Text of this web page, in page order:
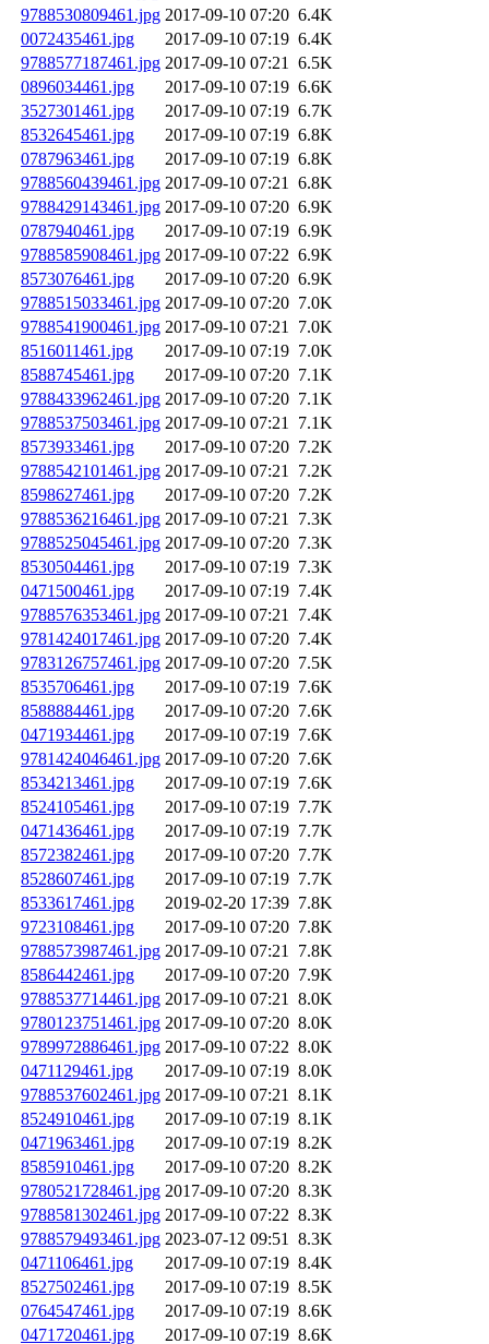
9788530809461.jpg 2017-09-10 07:20 6.4K
0072435461.jpg
2017-09-10 07:19 6.4K
9788577187461.jpg 2017-09-10 07:21 6.5K
0896034461.jpg
2017-09-10 07:19 6.6K
3527301461.jpg
2017-09-10 07:19 6.7K
8532645461.jpg
2017-09-10 07:19 6.8K
0787963461.jpg
2017-09-10 07:19 6.8K
9788560439461.jpg 2017-09-10 07:21 6.8K
9788429143461.jpg 2017-09-10 07:20 6.9K
0787940461.jpg
2017-09-10 07:19 6.9K
9788585908461.jpg 2017-09-10 07:22 6.9K
8573076461.jpg
2017-09-10 07:20 6.9K
9788515033461.jpg 2017-09-10 07:20 7.0K
9788541900461.jpg 2017-09-10 07:21 7.0K
8516011461.jpg
2017-09-10 07:19 7.0K
8588745461.jpg
2017-09-10 07:20 7.1K
9788433962461.jpg 2017-09-10 07:20 7.1K
9788537503461.jpg 2017-09-10 07:21 7.1K
8573933461.jpg
2017-09-10 07:20 7.2K
9788542101461.jpg 2017-09-10 07:21 7.2K
8598627461.jpg
2017-09-10 07:20 7.2K
9788536216461.jpg 2017-09-10 07:21 7.3K
9788525045461.jpg 2017-09-10 07:20 7.3K
8530504461.jpg
2017-09-10 07:19 7.3K
0471500461.jpg
2017-09-10 07:19 7.4K
9788576353461.jpg 2017-09-10 07:21 7.4K
9781424017461.jpg 2017-09-10 07:20 7.4K
9783126757461.jpg 2017-09-10 07:20 7.5K
8535706461.jpg
2017-09-10 07:19 7.6K
8588884461.jpg
2017-09-10 07:20 7.6K
0471934461.jpg
2017-09-10 07:19 7.6K
9781424046461.jpg 2017-09-10 07:20 7.6K
8534213461.jpg
2017-09-10 07:19 7.6K
8524105461.jpg
2017-09-10 07:19 7.7K
0471436461.jpg
2017-09-10 07:19 7.7K
8572382461.jpg
2017-09-10 07:20 7.7K
8528607461.jpg
2017-09-10 07:19 7.7K
8533617461.jpg
2019-02-20 17:39 7.8K
9723108461.jpg
2017-09-10 07:20 7.8K
9788573987461.jpg 2017-09-10 07:21 7.8K
8586442461.jpg
2017-09-10 07:20 7.9K
9788537714461.jpg 2017-09-10 07:21 8.0K
9780123751461.jpg 2017-09-10 07:20 8.0K
9789972886461.jpg 2017-09-10 07:22 8.0K
0471129461.jpg
2017-09-10 07:19 8.0K
9788537602461.jpg 2017-09-10 07:21 8.1K
8524910461.jpg
2017-09-10 07:19 8.1K
0471963461.jpg
2017-09-10 07:19 8.2K
8585910461.jpg
2017-09-10 07:20 8.2K
9780521728461.jpg 2017-09-10 07:20 8.3K
9788581302461.jpg 2017-09-10 07:22 8.3K
9788579493461.jpg 2023-07-12 09:51 8.3K
0471106461.jpg
2017-09-10 07:19 8.4K
8527502461.jpg
2017-09-10 07:19 8.5K
0764547461.jpg
2017-09-10 07:19 8.6K
0471720461.jpg
2017-09-10 07:19 8.6K